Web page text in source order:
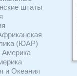
штаты
(ЮАР)
Америка
и Океания